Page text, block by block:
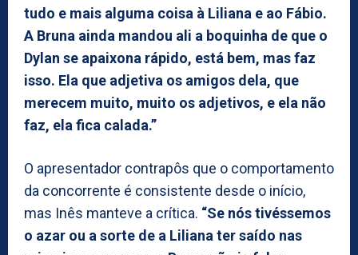
tudo e mais alguma coisa à Liliana e ao Fábio.
A Bruna ainda mandou ali a boquinha de que o
Dylan se apaixona rápido, está bem, mas faz
isso. Ela que adjetiva os amigos dela, que
merecem muito, muito os adjetivos, e ela não
faz, ela fica calada.”
O apresentador contrapôs que o comportamento
da concorrente é consistente desde o início,
mas Inês manteve a crítica. “Se nós tivéssemos
o azar ou a sorte de a Liliana ter saído nas